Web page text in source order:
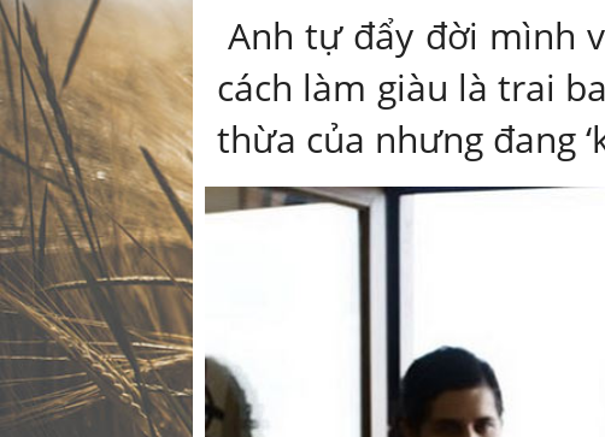
Anh tự đẩy đời mình
cách làm giàu là trai
thừa của nhưng đang